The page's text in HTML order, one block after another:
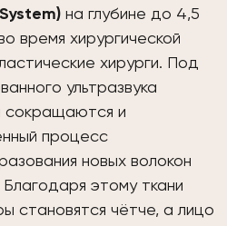
на глубине до 4,5
время хирургической
хирурги. Под
ультразвука
сокращаются и
процесс
новых волокон
этому ткани
становятся чётче, а лицо